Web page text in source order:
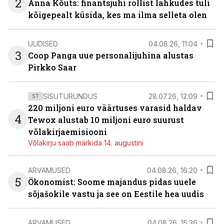
Anna Kõuts: finantsjuhi rollist lahkudes tuli
kõigepealt küsida, kes ma ilma selleta olen
3
UUDISED 04.08.26, 11:04
Coop Panga uue personalijuhina alustas
Pirkko Saar
4
ST SISUTURUNDUS 28.07.26, 12:09
220 miljoni euro väärtuses varasid haldav
Tewox alustab 10 miljoni euro suurust
võlakirjaemisiooni
Võlakirju saab märkida 14. augustini
5
ARVAMUSED 04.08.26, 16:20
Ökonomist: Soome majandus pidas uuele
sõjašokile vastu ja see on Eestile hea uudis